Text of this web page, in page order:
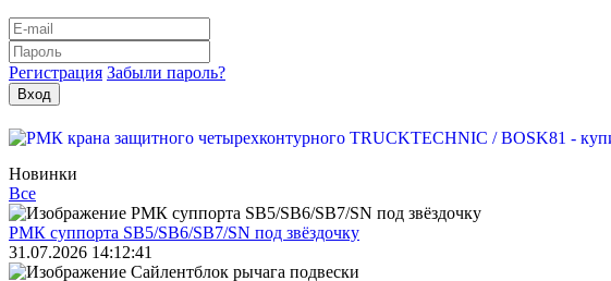
Регистрация Забыли пароль?
Новинки
Все
РМК суппорта SB5/SB6/SB7/SN под звёздочку
31.07.2026 14:12:41